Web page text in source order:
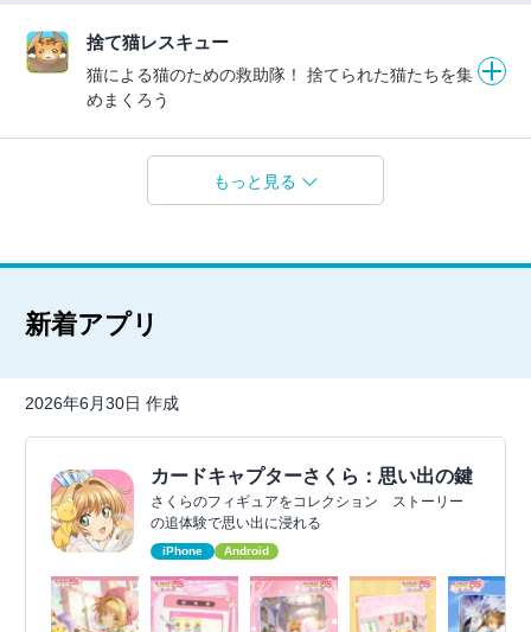
捨て猫レスキュー
猫による猫のための救助隊！ 捨てられた猫たちを集
めまくろう
もっと見る
新着アプリ
2026年6月30日 作成
カードキャプターさくら：思い出の鍵
さくらのフィギュアをコレクション ストーリー
の追体験で思い出に浸れる
iPhone Android